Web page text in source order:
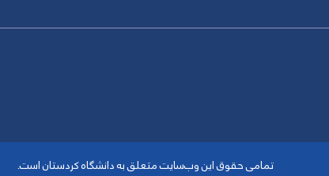
تمامی حقوق این وب‌سایت متعلق به دانشگاه کردستان است.